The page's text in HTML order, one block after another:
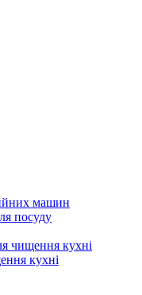
машин
посуду
чищення кухні
кухні